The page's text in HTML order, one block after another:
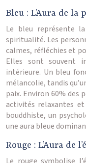
Bleu : L’Aura de la
Le bleu représente
spiritualité. Les
calmes, réfléchies et
Elles sont souvent
intérieure. Un bleu
mélancolie, tandis
paix. Environ 60% des
activités relaxantes
bouddhiste, un
une aura bleue
Rouge : L’Aura de